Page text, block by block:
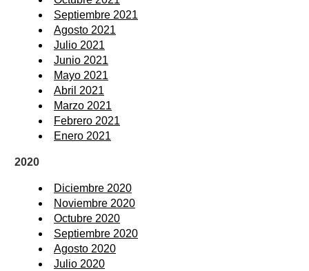
Septiembre 2021
Agosto 2021
Julio 2021
Junio 2021
Mayo 2021
Abril 2021
Marzo 2021
Febrero 2021
Enero 2021
2020
Diciembre 2020
Noviembre 2020
Octubre 2020
Septiembre 2020
Agosto 2020
Julio 2020